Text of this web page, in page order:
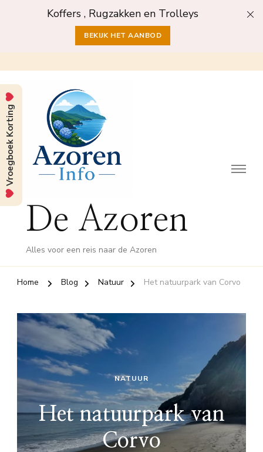
Koffers , Rugzakken en Trolleys
BEKIJK HET AANBOD
De Azoren
Alles voor een reis naar de Azoren
Home Blog Natuur Het natuurpark van Corvo
NATUUR
Het natuurpark van
Corvo
Vroegboek Korting